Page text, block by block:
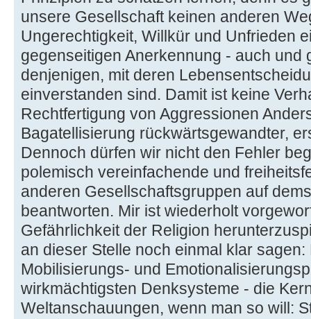
unsere Gesellschaft keinen anderen
Ungerechtigkeit, Willkür und Unfrieden
gegenseitigen Anerkennung - auch und
denjenigen, mit deren
einverstanden sind. Damit ist keine
Rechtfertigung von Aggressionen
Bagatellisierung rückwärtsgewandter,
Dennoch dürfen wir nicht den Fehler
polemisch vereinfachende und
anderen Gesellschaftsgruppen auf
beantworten. Mir ist wiederholt
Gefährlichkeit der Religion
an dieser Stelle noch einmal klar
Mobilisierungs- und
wirkmächtigsten Denksysteme - die
Weltanschauungen, wenn man so will: